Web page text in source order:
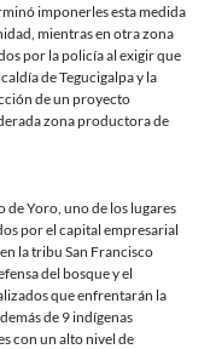
imponerles esta medida
mientras en otra zona
por la policía al exigir que
de Tegucigalpa y la
de un proyecto
zona productora de
de Yoro, uno de los lugares
por el capital empresarial
la tribu San Francisco
del bosque y el
que enfrentarán la
de 9 indígenas
con un alto nivel de